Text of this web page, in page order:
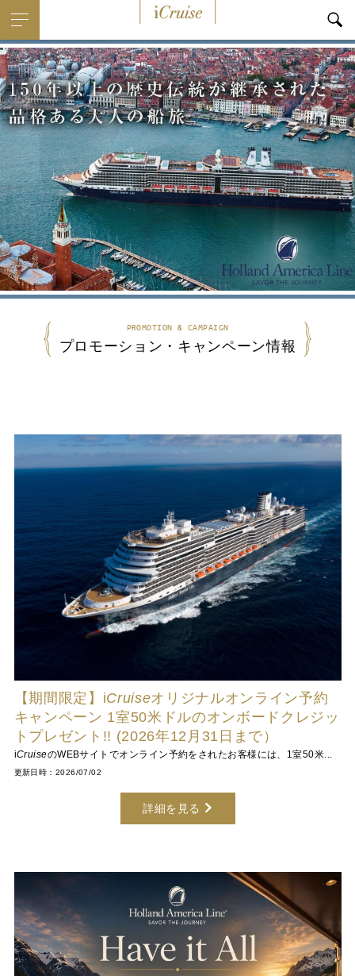
PROMOTION & CAMPAIGN
プロモーション・キャンペーン情報
【期間限定】 iCruiseオリジナルオンライン予約
キャンペーン 1室50米ドルのオンボードクレジッ
トプレゼント!! (2026年12月31日まで）
iCruiseのWEBサイトでオンライン予約をされたお客様には、1室50米...
更新日時：2026/07/02
詳細を見る